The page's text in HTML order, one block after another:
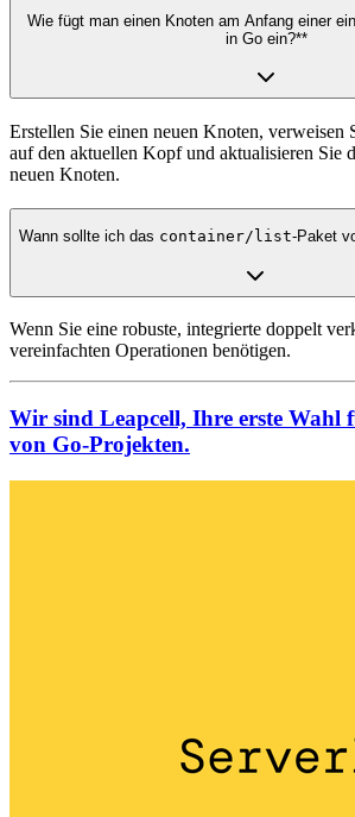
Wie fügt man einen Knoten am Anfang einer
in Go ein?**
Erstellen Sie einen neuen Knoten, verweisen
auf den aktuellen Kopf und aktualisieren Sie
neuen Knoten.
Wann sollte ich das container/list-Paket
Wenn Sie eine robuste, integrierte doppelt
vereinfachten Operationen benötigen.
Wir sind Leapcell, Ihre erste Wahl
von Go-Projekten.